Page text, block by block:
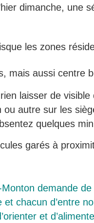
dimanche, une
les zones
mais aussi centre
laisser de visible
autre sur les
quelques
garés à
demande
chacun d’entre
et